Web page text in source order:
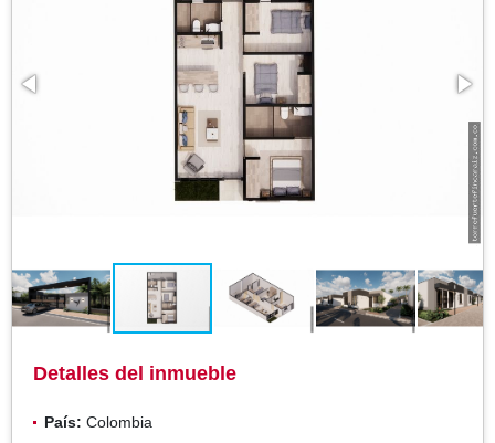
Detalles del inmueble
País: Colombia